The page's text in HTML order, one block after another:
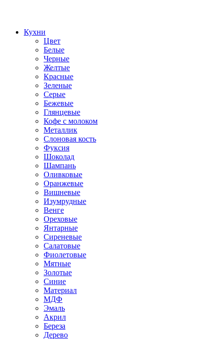
Кухни
Цвет
Белые
Черные
Желтые
Красные
Зеленые
Серые
Бежевые
Глянцевые
Кофе с молоком
Металлик
Слоновая кость
Фуксия
Шоколад
Шампань
Оливковые
Оранжевые
Вишневые
Изумрудные
Венге
Ореховые
Янтарные
Сиреневые
Салатовые
Фиолетовые
Мятные
Золотые
Синие
Материал
МДФ
Эмаль
Акрил
Береза
Дерево